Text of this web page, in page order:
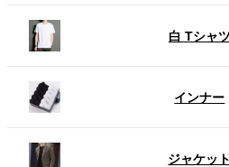
白 Tシャツ
インナー
ジャケット